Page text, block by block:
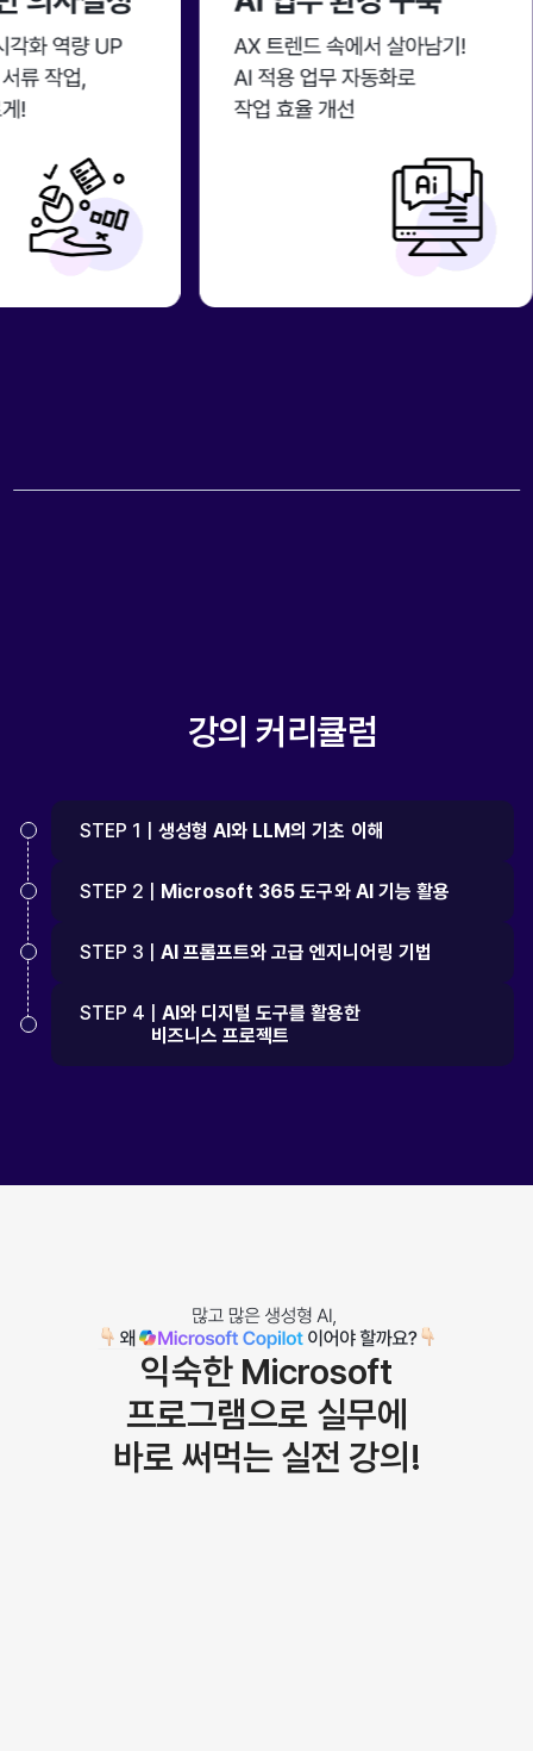
강의 커리큘럼
STEP 1 |생성형 AI와 LLM의 기초 이해
STEP 2 | Microsoft 365 도구와 AI 기능 활용
STEP 3 |AI 프롬프트와 고급 엔지니어링 기법
STEP 4 |AI와 디지털 도구를 활용한
비즈니스 프로젝트
익숙한 Microsoft
프로그램으로 실무에
바로 써먹는 실전 강의!